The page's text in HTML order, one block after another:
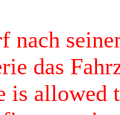
nach
das
is allowed